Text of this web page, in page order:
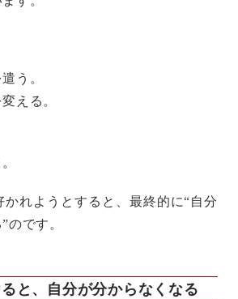
う。
える。
かれようとすると、最終的に“自分
のです。
と、自分が分からなくなる